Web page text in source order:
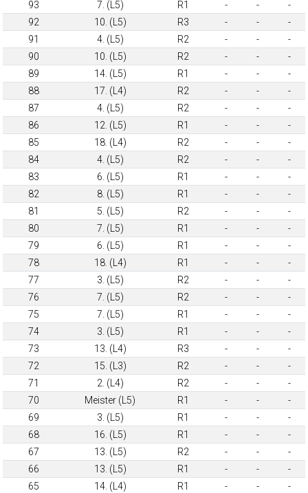
93 7. (L5) R1 - -
-
92
10. (L5) R3 - -
-
91
4. (L5) R2 - -
-
90
10. (L5) R2 - -
-
89
14. (L5) R1 - -
-
88
17. (L4) R2 - -
-
87
4. (L5) R2 - -
-
86
12. (L5) R1 - -
-
85
18. (L4) R2 - -
-
84
4. (L5) R2 - -
-
83
6. (L5) R1 - -
-
82
8. (L5) R1 - -
-
81
5. (L5) R2 - -
-
80
7. (L5) R1 - -
-
79
6. (L5) R1 - -
-
78
18. (L4) R1 - -
-
77
3. (L5) R2 - -
-
76
7. (L5) R2 - -
-
75
7. (L5) R1 - -
-
74
3. (L5) R1 - -
-
73
13. (L4) R3 - -
-
72
15. (L3) R2 - -
-
71
2. (L4) R2 - -
-
70
Meister (L5) R1 - -
-
69
3. (L5) R1 - -
-
68
16. (L5) R1 - -
-
67
13. (L5) R2 - -
-
66
13. (L5) R1 - -
-
65
14. (L4) R1 - -
-